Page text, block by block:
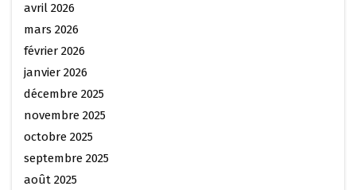
avril 2026
mars 2026
février 2026
janvier 2026
décembre 2025
novembre 2025
octobre 2025
septembre 2025
août 2025